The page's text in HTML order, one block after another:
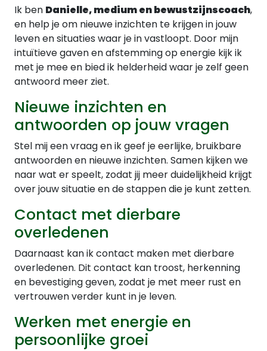
Ik ben Danielle, medium en bewustzijnscoach,
en help je om nieuwe inzichten te krijgen in jouw
leven en situaties waar je in vastloopt. Door mijn
intuïtieve gaven en afstemming op energie kijk ik
met je mee en bied ik helderheid waar je zelf geen
antwoord meer ziet.
Nieuwe inzichten en
antwoorden op jouw vragen
Stel mij een vraag en ik geef je eerlijke, bruikbare
antwoorden en nieuwe inzichten. Samen kijken we
naar wat er speelt, zodat jij meer duidelijkheid krijgt
over jouw situatie en de stappen die je kunt zetten.
Contact met dierbare
overledenen
Daarnaast kan ik contact maken met dierbare
overledenen. Dit contact kan troost, herkenning
en bevestiging geven, zodat je met meer rust en
vertrouwen verder kunt in je leven.
Werken met energie en
persoonlijke groei